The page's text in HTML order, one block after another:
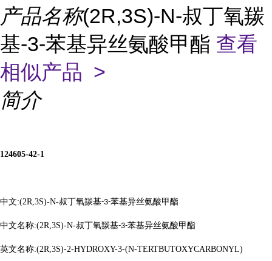
产品名称(2R,3S)-N-叔丁氧羰
基-3-苯基异丝氨酸甲酯 查看
相似产品 >
简介
124605-42-1
中文:(2R,3S)-N-叔丁氧羰基-3-苯基异丝氨酸甲酯
中文名称:(2R,3S)-N-叔丁氧羰基-3-苯基异丝氨酸甲酯
英文名称:(2R,3S)-2-HYDROXY-3-(N-TERTBUTOXYCARBONYL)